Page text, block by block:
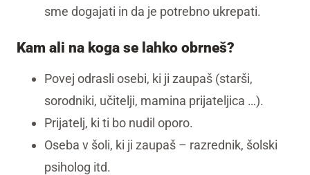
sme dogajati in da je potrebno ukrepati.
Kam ali na koga se lahko obrneš?
Povej odrasli osebi, ki ji zaupaš (starši,
sorodniki, učitelji, mamina prijateljica …).
Prijatelj, ki ti bo nudil oporo.
Oseba v šoli, ki ji zaupaš – razrednik, šolski
psiholog itd.